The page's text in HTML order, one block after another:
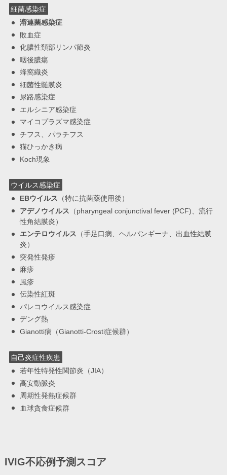
細菌感染症
溶連菌感染症
敗血症
化膿性頚部リンパ節炎
咽後膿瘍
蜂窩織炎
細菌性髄膜炎
尿路感染症
エルシニア感染症
マイコプラズマ感染症
チフス、パラチフス
猫ひっかき病
Koch現象
ウイルス感染症
EBウイルス （特に抗菌薬使用後）
アデノウイルス （pharyngeal conjunctival fever (PCF)、流行
性角結膜炎）
エンテロウイルス （手足口病、ヘルパンギーナ、出血性結膜
炎）
突発性発疹
麻疹
風疹
伝染性紅斑
パレコウイルス感染症
デング熱
Gianotti病（Gianotti-Crosti症候群）
自己炎症性疾患
若年性特発性関節炎（JIA）
高安動脈炎
周期性発熱症候群
血球貪食症候群
IVIG不応例予測スコア